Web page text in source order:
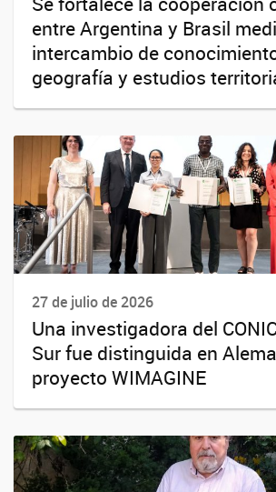
entre Argentina y Brasil
intercambio de
geografía y estudios
27 de julio de 2026
Una investigadora del
Sur fue distinguida en
proyecto WIMAGINE